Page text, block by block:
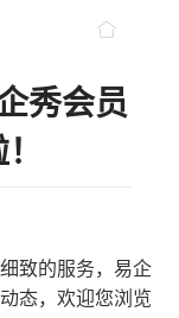
秀会员
致的服务，易企
态，欢迎您浏览